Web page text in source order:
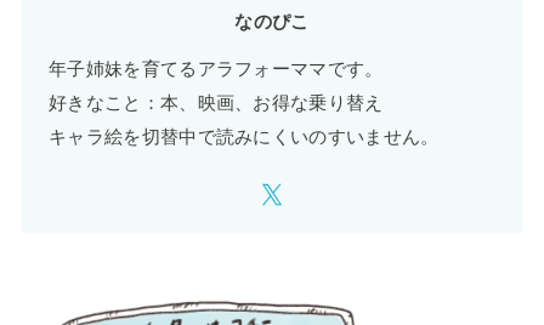
なのぴこ
年子姉妹を育てるアラフォーママです。
好きなこと：本、映画、お得な乗り替え
キャラ絵を切替中で読みにくいのすいません。